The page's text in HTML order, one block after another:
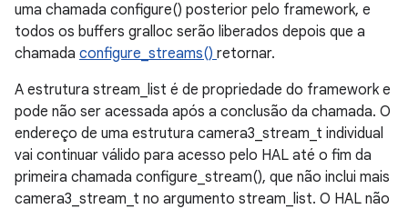
uma chamada configure() posterior pelo framework, e
todos os buffers gralloc serão liberados depois que a
chamada configure_streams() retornar.
A estrutura stream_list é de propriedade do framework e
pode não ser acessada após a conclusão da chamada. O
endereço de uma estrutura camera3_stream_t individual
vai continuar válido para acesso pelo HAL até o fim da
primeira chamada configure_stream(), que não inclui mais
camera3_stream_t no argumento stream_list. O HAL não